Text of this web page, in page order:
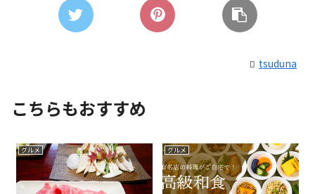
tsuduna
こちらもおすすめ
グルメ グルメ